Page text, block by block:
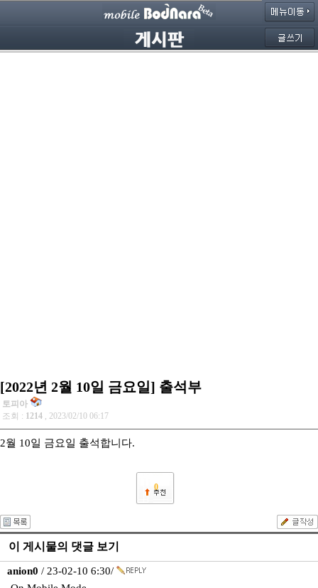
[2022년 2월 10일 금요일] 출석부
토피아
조회 : 1214 , 2023/02/10 06:17
2월 10일 금요일 출석합니다.
0
이 게시물의 댓글 보기
anion0 / 23-02-10 6:30/